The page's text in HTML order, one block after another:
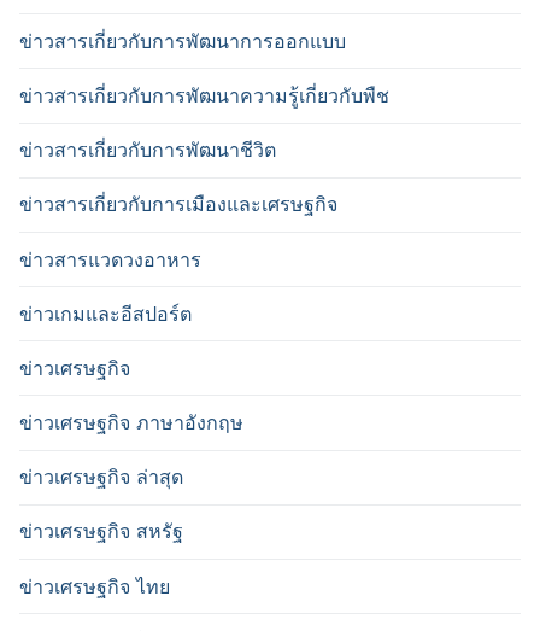
ข่าวสารเกี่ยวกับการพัฒนาการออกแบบ
ข่าวสารเกี่ยวกับการพัฒนาความรู้เกี่ยวกับพืช
ข่าวสารเกี่ยวกับการพัฒนาชีวิต
ข่าวสารเกี่ยวกับการเมืองและเศรษฐกิจ
ข่าวสารแวดวงอาหาร
ข่าวเกมและอีสปอร์ต
ข่าวเศรษฐกิจ
ข่าวเศรษฐกิจ ภาษาอังกฤษ
ข่าวเศรษฐกิจ ล่าสุด
ข่าวเศรษฐกิจ สหรัฐ
ข่าวเศรษฐกิจ ไทย